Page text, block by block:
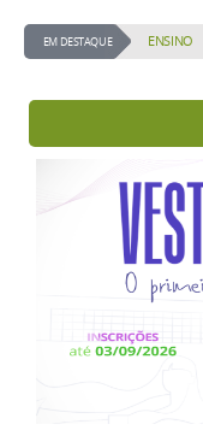
EM DESTAQUE ENSINO